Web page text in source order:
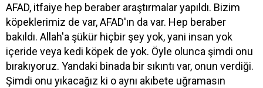
AFAD, itfaiye hep beraber araştırmalar yapıldı. Bizim
köpeklerimiz de var, AFAD'ın da var. Hep beraber
bakıldı. Allah'a şükür hiçbir şey yok, yani insan yok
içeride veya kedi köpek de yok. Öyle olunca şimdi onu
bırakıyoruz. Yandaki binada bir sıkıntı var, onun verdiği.
Şimdi onu yıkacağız ki o aynı akıbete uğramasın